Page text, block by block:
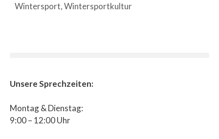
Wintersport,Wintersportkultur
Unsere Sprechzeiten:
Montag & Dienstag:
9:00 – 12:00 Uhr